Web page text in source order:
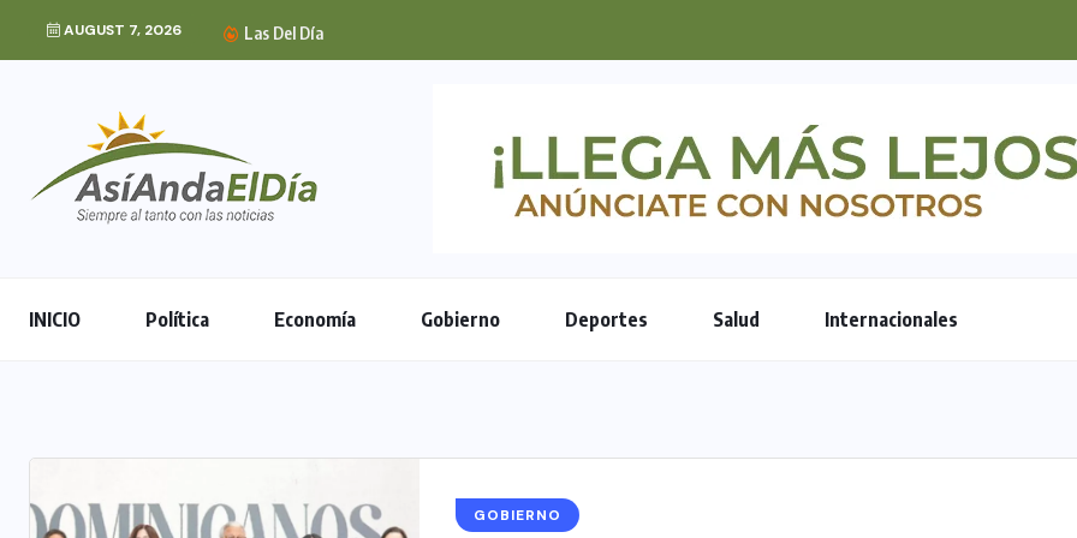
AUGUST 7, 2026 Las Del Día
INICIO Política Economía Gobierno Deportes Salud Internacionales
GOBIERNO